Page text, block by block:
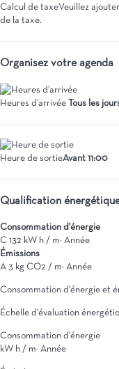
Calcul de taxeVeuillez
de la taxe.
Organisez votre agenda
Heures d’arrivée Tous les
Heure de sortieAvant 11:00
Qualification
Consommation d'énergie
C 132 kW h / m² Année
Émissions
A 3 kg CO2 / m² Année
Consommation d'énergie et
Échelle d'évaluation
Consommation d'énergie
kW h / m² Année